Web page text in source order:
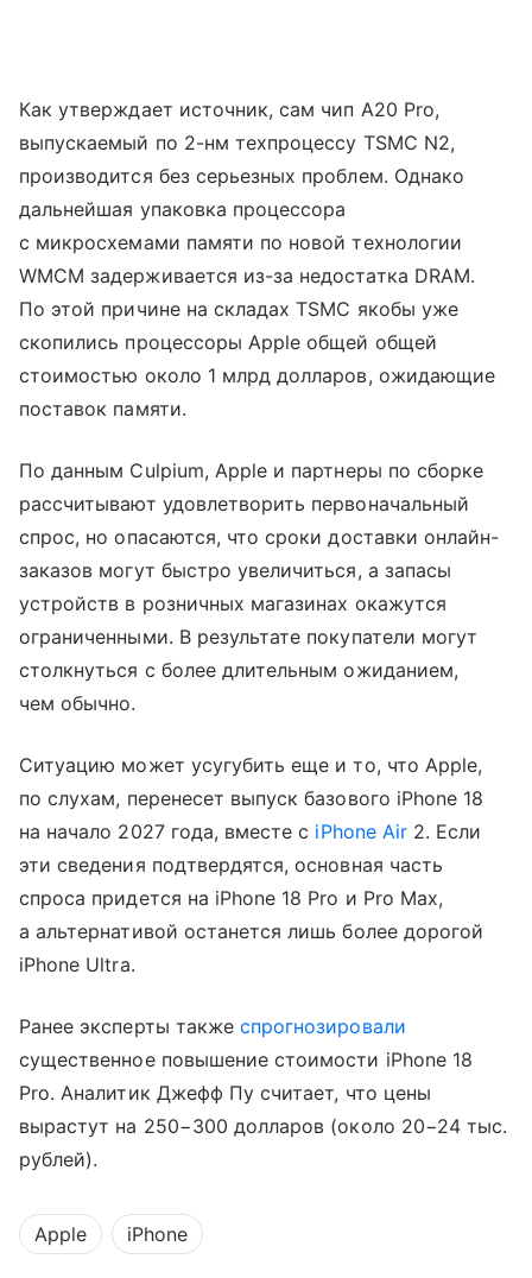
Как утверждает источник, сам чип A20 Pro,
выпускаемый по 2-нм техпроцессу TSMC N2,
производится без серьезных проблем. Однако
дальнейшая упаковка процессора
с микросхемами памяти по новой технологии
WMCM задерживается из-за недостатка DRAM.
По этой причине на складах TSMC якобы уже
скопились процессоры Apple общей общей
стоимостью около 1 млрд долларов, ожидающие
поставок памяти.
По данным Culpium, Apple и партнеры по сборке
рассчитывают удовлетворить первоначальный
спрос, но опасаются, что сроки доставки онлайн-
заказов могут быстро увеличиться, а запасы
устройств в розничных магазинах окажутся
ограниченными. В результате покупатели могут
столкнуться с более длительным ожиданием,
чем обычно.
Ситуацию может усугубить еще и то, что Apple,
по слухам, перенесет выпуск базового iPhone 18
на начало 2027 года, вместе с iPhone Air2. Если
эти сведения подтвердятся, основная часть
спроса придется на iPhone 18 Pro и Pro Max,
а альтернативой останется лишь более дорогой
iPhone Ultra.
Ранее эксперты такжеспрогнозировали
существенное повышение стоимости iPhone 18
Pro. Аналитик Джефф Пу считает, что цены
вырастут на 250−300 долларов (около 20−24 тыс.
рублей).
Apple iPhone